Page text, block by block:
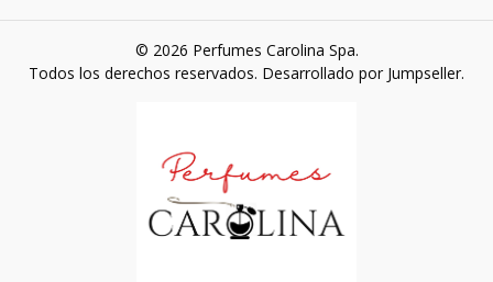
© 2026 Perfumes Carolina Spa.
Todos los derechos reservados. Desarrollado por Jumpseller.